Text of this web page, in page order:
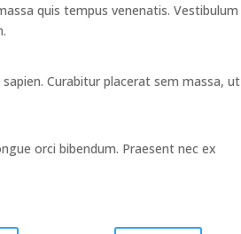
quis tempus venenatis. Vestibulum
Curabitur placerat sem massa, ut
orci bibendum. Praesent nec ex